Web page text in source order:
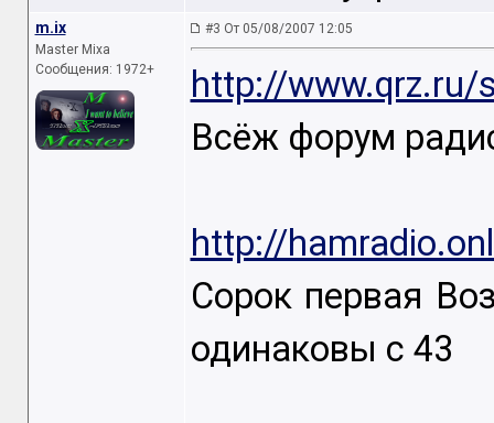
m.ix
Master Mixa
Сообщения: 1972+
#3 От 05/08/2007 12:05
http://www.qrz.ru/
Всёж форум
http://
Сорок первая
одинаковы с 43